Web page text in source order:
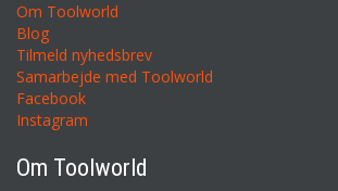
Om Toolworld
Blog
Tilmeld nyhedsbrev
Samarbejde med Toolworld
Facebook
Instagram
Om Toolworld